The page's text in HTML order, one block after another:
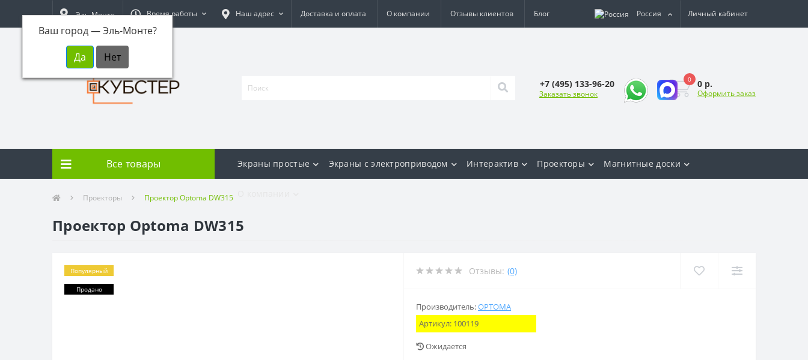
Эль-Монте
Ваш город —Эль-Монте?
Время работы Наш адрес Доставка и оплата О компании Отзывы клиентов Блог Россия Личный кабинет
+7 (495) 133-96-20
Заказать звонок
0 0 р.
Оформить заказ
Все товары Экраны простые Экраны с электроприводом Интерактив Проекторы Магнитные доски
Проекторы Проектор Optoma DW315
Проектор Optoma DW315
Популярный
Продано
Отзывы: (0)
Производитель:OPTOMA
Артикул: 100119
Ожидается